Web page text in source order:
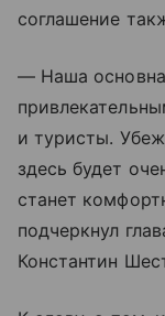
соглашение
— Наша
и туристы.
здесь будет
станет
подчеркнул
Константин